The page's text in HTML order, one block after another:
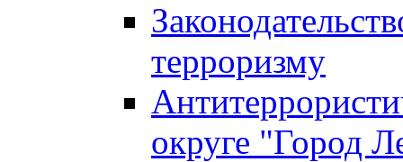
терроризму
округе "Город